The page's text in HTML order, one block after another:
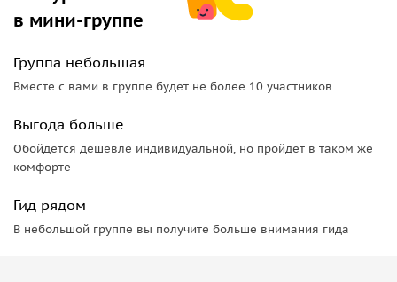
в мини-группе
Группа небольшая
Вместе с вами в группе будет не более 10 участников
Выгода больше
Обойдется дешевле индивидуальной, но пройдет в таком же
комфорте
Гид рядом
В небольшой группе вы получите больше внимания гида